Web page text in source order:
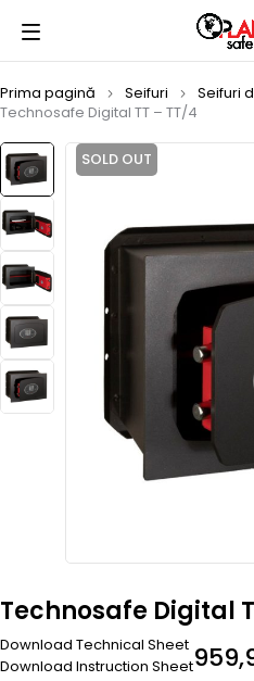
Prima pagină Seifuri
Seifuri
Technosafe Digital TT – TT/4
SOLD OUT
Technosafe Digital
Download Technical Sheet
Download Instruction Sheet